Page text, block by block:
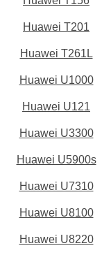
Huawei T201
Huawei T261L
Huawei U1000
Huawei U121
Huawei U3300
Huawei U5900s
Huawei U7310
Huawei U8100
Huawei U8220